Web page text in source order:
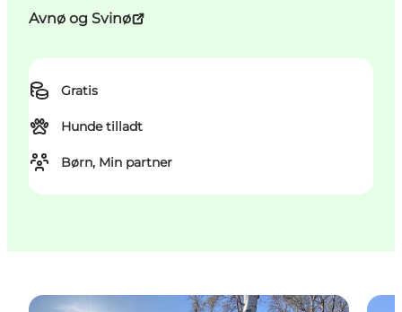
Avnø og Svinø
Gratis
Hunde tilladt
Børn, Min partner